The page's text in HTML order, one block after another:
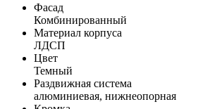
Фасад
Комбинированный
Материал корпуса
ЛДСП
Цвет
Темный
Раздвижная система
алюминиевая, нижнеопорная